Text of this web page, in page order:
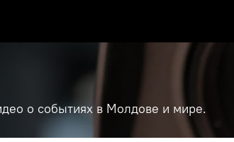
о событиях в Молдове и мире.